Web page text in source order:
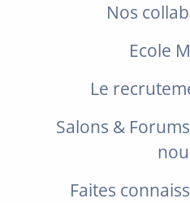
Nos
Ecole
Le
Salons &
Faites